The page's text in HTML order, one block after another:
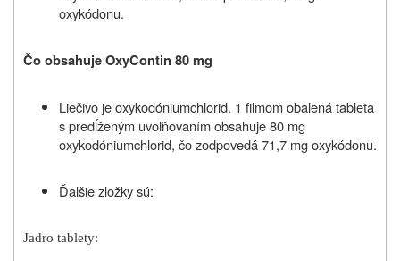
oxykódonu.
Čo obsahuje OxyContin 80 mg
Liečivo je oxykodóniumchlorid. 1 filmom obalená tableta
s predĺženým uvoľňovaním obsahuje 80 mg
oxykodóniumchlorid, čo zodpovedá 71,7 mg oxykódonu.
Ďalšie zložky sú:
Jadro tablety: